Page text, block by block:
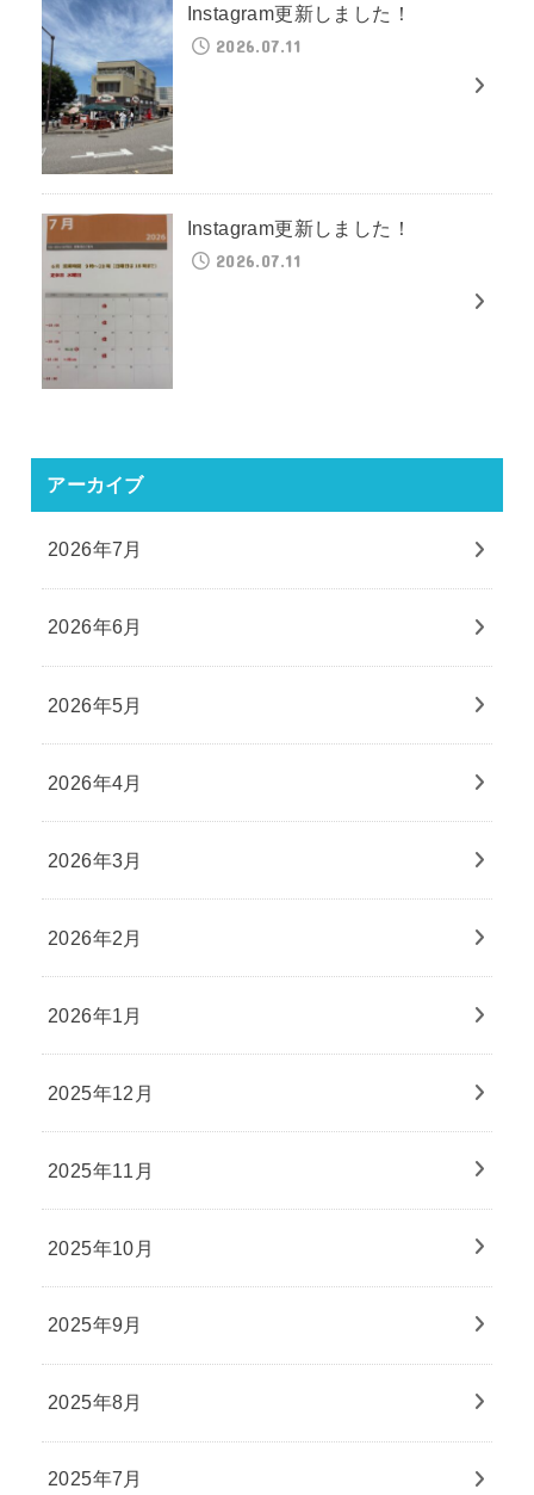
Instagram更新しました！
2026.07.11
Instagram更新しました！
2026.07.11
アーカイブ
2026年7月
2026年6月
2026年5月
2026年4月
2026年3月
2026年2月
2026年1月
2025年12月
2025年11月
2025年10月
2025年9月
2025年8月
2025年7月